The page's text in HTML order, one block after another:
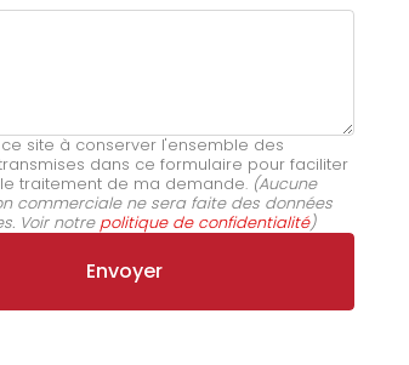
site à conserver l'ensemble des
dans ce formulaire pour faciliter
traitement de ma demande. (Aucune
commerciale ne sera faite des données
Voir notre politique de confidentialité)